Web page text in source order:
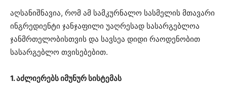
აღსანიშნავია, რომ ამ სამკურნალო სასმელის მთავარი
ინგრედიენტი ჯანჯაფილი უაღრესად სასარგებლოა
ჯანმრთელობისთვის და სავსეა დიდი რაოდენობით
სასარგებლო თვისებებით.
1. აძლიერებს იმუნურ სისტემას